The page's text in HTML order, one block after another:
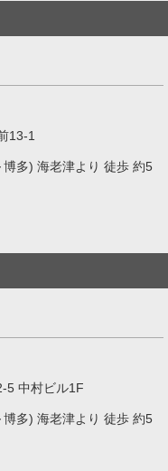
13-1
多) 海老津より 徒歩 約5
5 中村ビル1F
多) 海老津より 徒歩 約5